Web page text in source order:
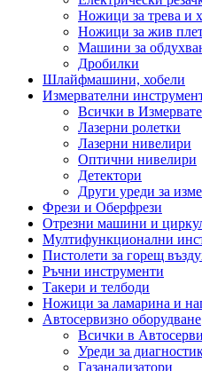
Ножици за трева и
Ножици за жив
Машини за
Дробилки
Шлайфмашини, хобели
Измервателни
Всички в
Лазерни ролетки
Лазерни нивелири
Оптични нивелири
Детектори
Други уреди за
Фрези и Оберфрези
Отрезни машини и
Мултифункционални
Пистолети за горещ
Ръчни инструменти
Такери и телбоди
Ножици за ламарина и
Автосервизно оборудване
Всички в
Уреди за
Газанализатори